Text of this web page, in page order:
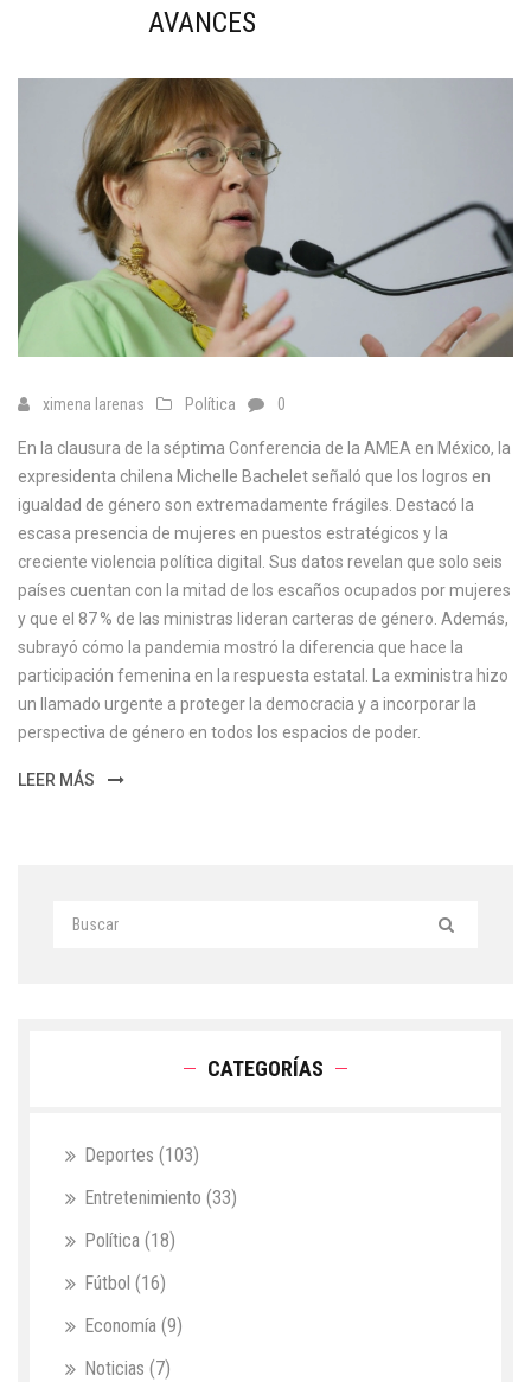
AVANCES
ximena larenas Política 0
En la clausura de la séptima Conferencia de la AMEA en México, la
expresidenta chilena Michelle Bachelet señaló que los logros en
igualdad de género son extremadamente frágiles. Destacó la
escasa presencia de mujeres en puestos estratégicos y la
creciente violencia política digital. Sus datos revelan que solo seis
países cuentan con la mitad de los escaños ocupados por mujeres
y que el 87 % de las ministras lideran carteras de género. Además,
subrayó cómo la pandemia mostró la diferencia que hace la
participación femenina en la respuesta estatal. La exministra hizo
un llamado urgente a proteger la democracia y a incorporar la
perspectiva de género en todos los espacios de poder.
LEER MÁS
CATEGORÍAS
Deportes (103)
Entretenimiento (33)
Política (18)
Fútbol (16)
Economía (9)
Noticias (7)